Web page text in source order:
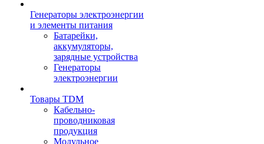
Генераторы электроэнергии
и элементы питания
Батарейки,
аккумуляторы,
зарядные устройства
Генераторы
электроэнергии
Товары TDM
Кабельно-
проводниковая
продукция
Модульное